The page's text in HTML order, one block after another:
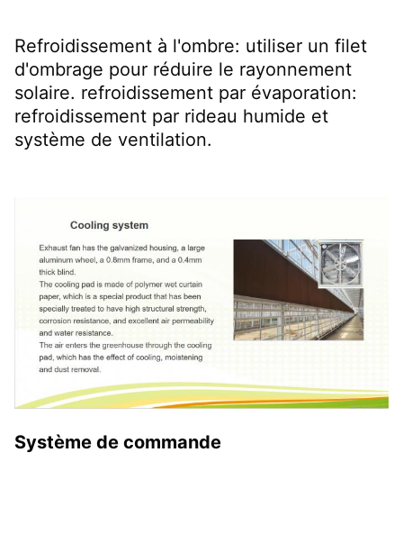
Refroidissement à l'ombre: utiliser un filet
d'ombrage pour réduire le rayonnement
solaire. refroidissement par évaporation:
refroidissement par rideau humide et
système de ventilation.
Système de commande